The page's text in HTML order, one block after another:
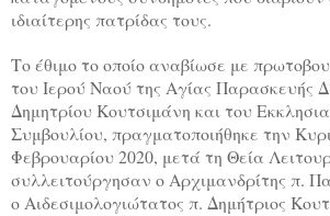
ιδιαίτερης πατρίδας τους.
Το έθιμο το οποίο αναβίωσε με
του Ιερού Ναού της Αγίας Παρασκευής
Δημητρίου Κουτσιμάνη και του
Συμβουλίου, πραγματοποιήθηκε την
Φεβρουαρίου 2020, μετά τη Θεία
συλλειτούργησαν ο Αρχιμανδρίτης π.
ο Αιδεσιμολογιώτατος π. Δημήτριος